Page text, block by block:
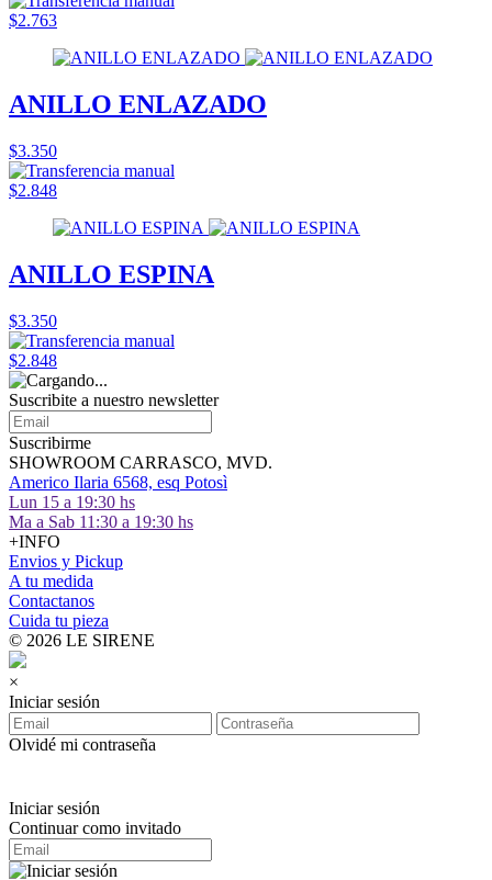
$2.763
ANILLO ENLAZADO
$3.350
$2.848
ANILLO ESPINA
$3.350
$2.848
Suscribite a nuestro newsletter
Suscribirme
SHOWROOM CARRASCO, MVD.
Americo Ilaria 6568, esq Potosì
Lun 15 a 19:30 hs
Ma a Sab 11:30 a 19:30 hs
+INFO
Envios y Pickup
A tu medida
Contactanos
Cuida tu pieza
© 2026 LE SIRENE
×
Iniciar sesión
Olvidé mi contraseña
Iniciar sesión
Continuar como invitado